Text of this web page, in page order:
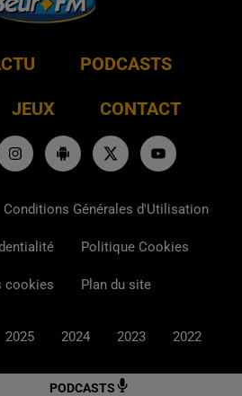
PODCASTS
PODCASTS
JEUX CONTACT
Conditions Générales d'Utilisation
Politique Cookies
cookies Plan du site
2025 2024 2023 2022